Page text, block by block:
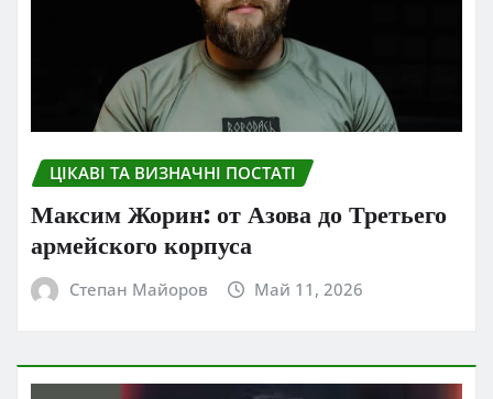
ЦІКАВІ ТА ВИЗНАЧНІ ПОСТАТІ
Максим Жорин: от Азова до Третьего
армейского корпуса
Степан Майоров Май 11, 2026